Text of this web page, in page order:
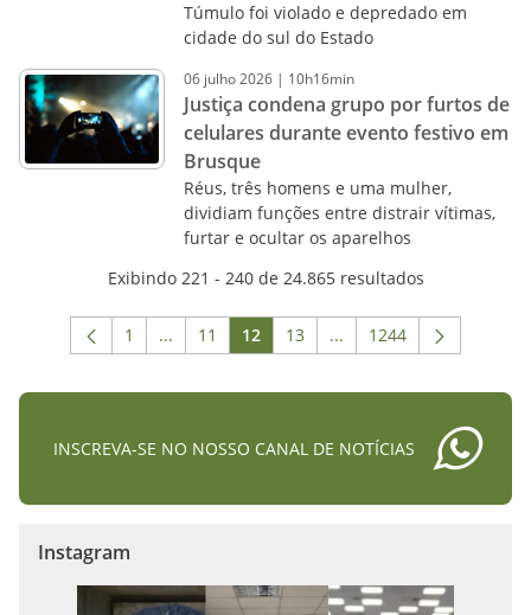
Túmulo foi violado e depredado em
cidade do sul do Estado
06 julho2026 | 10h16min
Justiça condena grupo por furtos de
celulares durante evento festivo em
Brusque
Réus, três homens e uma mulher,
dividiam funções entre distrair vítimas,
furtar e ocultar os aparelhos
Exibindo 221 - 240 de 24.865 resultados
Página
1 ...Páginas intermediárias Usar ABA para
Página
11 Página
12 Página
13 ...Páginas intermediárias
Página
1244
INSCREVA-SE NO NOSSO CANAL DE NOTÍCIAS
Instagram